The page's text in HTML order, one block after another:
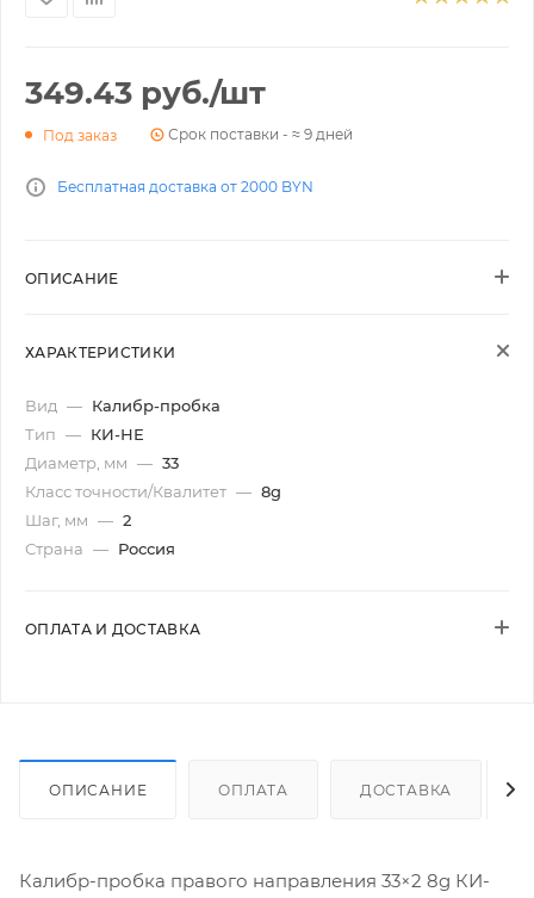
349.43 руб./шт
Под заказ Срок поставки - ≈ 9 дней
Бесплатная доставка от 2000 BYN
ОПИСАНИЕ
ХАРАКТЕРИСТИКИ
Вид — Калибр-пробка
Тип — КИ-НЕ
Диаметр, мм — 33
Класс точности/Квалитет — 8g
Шаг, мм — 2
Страна — Россия
ОПЛАТА И ДОСТАВКА
ОПИСАНИЕ ОПЛАТА ДОСТАВКА
Калибр-пробка правого направления 33×2 8g КИ-